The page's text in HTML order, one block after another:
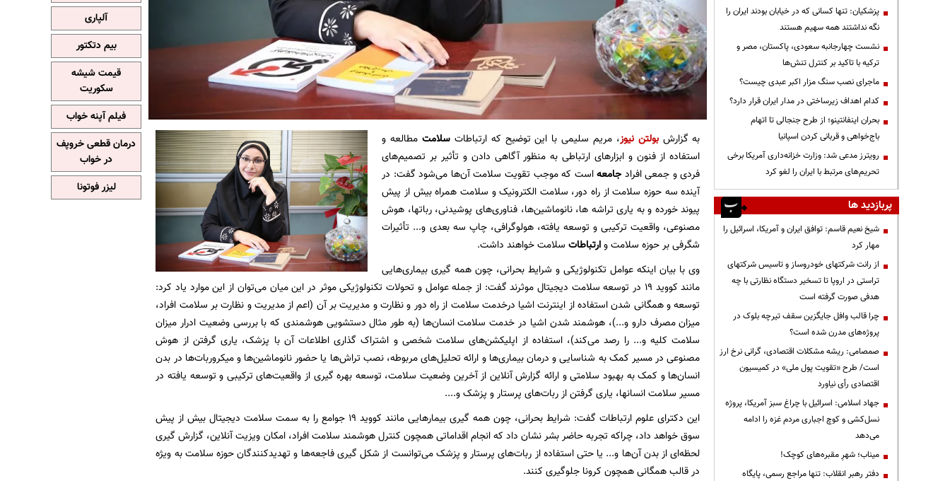
به گزارشبولتن نیوز، مریم سلیمی با این توضیح که ارتباطات سلامتمطالعه و
استفاده از فنون و ابزار‌های ارتباطی به منظور آگاهی دادن و تأثیر بر تصمیم‌های
فردی و جمعی افرادجامعهاست که موجب تقویت سلامت آن‌ها می‌شود گفت: در
آینده سه حوزه سلامت از راه دور، سلامت الکترونیک و سلامت همراه بیش از پیش
پیوند خورده و به یاری تراشه ها، نانوماشین‌ها، فناوری‌های پوشیدنی، رباتها، هوش
مصنوعی، واقعیت ترکیبی و توسعه یافته، هولوگرافی، چاپ سه بعدی و... تأثیرات
شگرفی بر حوزه سلامت وارتباطاتسلامت خواهند داشت.
وی با بیان اینکه عوامل تکنولوژیکی و شرایط بحرانی، چون همه گیری بیماری‌هایی
مانند کووید ۱۹ در توسعه سلامت دیجیتال موثرند گفت: از جمله عوامل و تحولات تکنولوژیکی موثر در این میان می‌توان از این موارد یاد کرد:
توسعه و همگانی شدن استفاده از اینترنت اشیا درخدمت سلامت از راه دور و نظارت و مدیریت بر آن (اعم از مدیریت و نظارت بر سلامت افراد،
میزان مصرف دارو و...)، هوشمند شدن اشیا در خدمت سلامت انسان‌ها (به طور مثال دستشویی هوشمندی که با بررسی وضعیت ادرار میزان
سلامت کلیه و... را رصد می‌کند)، استفاده از اپلیکشن‌های سلامت شخصی و اشتراک گذاری اطلاعات آن با پزشک، یاری گرفتن از هوش
مصنوعی در مسیر کمک به شناسایی و درمان بیماری‌ها و ارائه تحلیل‌های مربوطه، نصب تراش‌ها یا حضور نانوماشین‌ها و میکروربات‌ها در بدن
انسان‌ها و کمک به بهبود سلامتی و ارائه گزارش آنلاین از آخرین وضعیت سلامت، توسعه بهره گیری از واقعیت‌های ترکیبی و توسعه یافته در
مسیر سلامت انسانها، یاری گرفتن از ربات‌های پرستار و پزشک و....
این دکترای علوم ارتباطات گفت: شرایط بحرانی، چون همه گیری بیمار‌هایی مانند کووید ۱۹ جوامع را به سمت سلامت دیجیتال بیش از پیش
سوق خواهد داد، چراکه تجربه حاضر بشر نشان داد که انجام اقداماتی همچون کنترل هوشمند سلامت افراد، امکان ویزیت آنلاین، گزارش گیری
لحظه‌ای از بدن آن‌ها و... یا حتی استفاده از ربات‌های پرستار و پزشک می‌توانست از شکل گیری فاجعه‌ها و تهدیدکنندگان حوزه سلامت به ویژه
در قالب همگانی همچون کرونا جلوگیری کنند.
پزشکیان: تنها کسانی که در خیابان بودند ایران را
نگه نداشتند همه سهیم هستند
نشست چهارجانبه سعودی، پاکستان، مصر و
ترکیه با تاکید بر کنترل تنش‌ها
ماجرای نصب سنگ مزار اکبر عبدی چیست؟
کدام اهداف زیرساختی در مدار ایران قرار دارد؟
بحران اینفانتینو؛ از طرح جنجالی تا اتهام
باج‌خواهی و قربانی کردن اسپانیا
رویترز مدعی شد: وزارت خزانه‌داری آمریکا برخی
تحریم‌های مرتبط با ایران را لغو کرد
پربازدید ها
شیخ نعیم قاسم: توافق ایران و آمریکا، اسرائیل را
مهار کرد
از رانت‌ شرکتهای خودروساز و تاسیس شرکتهای
تراستی در اروپا تا تسخیر دستگاه نظارتی با چه
هدفی صورت گرفته است
چرا قالب وافل جایگزین سقف تیرچه بلوک در
پروژه‌های مدرن شده است؟
صمصامی: ریشه مشکلات اقتصادی، گرانی نرخ ارز
است/ طرح «تقویت پول ملی» در کمیسیون
اقتصادی رأی نیاورد
جهاد اسلامی: اسرائیل با چراغ سبز آمریکا، پروژه
نسل‌کشی و کوچ اجباری مردم غزه را ادامه
می‌دهد
میناب؛ شهرِ مقبره‌های کوچک!
دفتر رهبر انقلاب: تنها مراجع رسمی، پایگاه
آلپاری
بیم دتکتور
قیمت شیشه
سکوریت
فیلم آپنه خواب
درمان قطعی خروپف
در خواب
لیزر فوتونا